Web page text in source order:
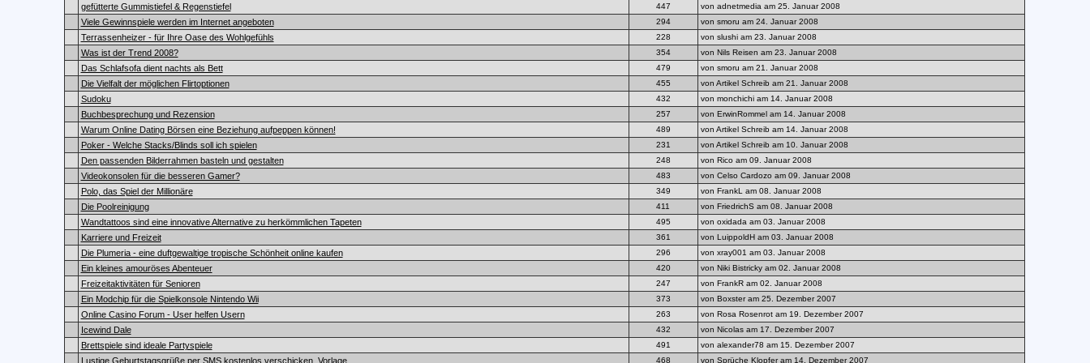
gefütterte Gummistiefel & Regenstiefel 447 von adnetmedia am 25. Januar 2008
Viele Gewinnspiele werden im Internet angeboten 294 von smoru am 24. Januar 2008
Terrassenheizer - für Ihre Oase des Wohlgefühls 228 von slushi am 23. Januar 2008
Was ist der Trend 2008? 354 von Nils Reisen am 23. Januar 2008
Das Schlafsofa dient nachts als Bett 479 von smoru am 21. Januar 2008
Die Vielfalt der möglichen Flirtoptionen 455 von Artikel Schreib am 21. Januar 2008
Sudoku 432 von monchichi am 14. Januar 2008
Buchbesprechung und Rezension 257 von ErwinRommel am 14. Januar 2008
Warum Online Dating Börsen eine Beziehung aufpeppen können! 489 von Artikel Schreib am 14. Januar 2008
Poker - Welche Stacks/Blinds soll ich spielen 231 von Artikel Schreib am 10. Januar 2008
Den passenden Bilderrahmen basteln und gestalten 248 von Rico am 09. Januar 2008
Videokonsolen für die besseren Gamer? 483 von Celso Cardozo am 09. Januar 2008
Polo, das Spiel der Millionäre 349 von FrankL am 08. Januar 2008
Die Poolreinigung 411 von FriedrichS am 08. Januar 2008
Wandtattoos sind eine innovative Alternative zu herkömmlichen Tapeten 495 von oxidada am 03. Januar 2008
Karriere und Freizeit 361 von LuippoldH am 03. Januar 2008
Die Plumeria - eine duftgewaltige tropische Schönheit online kaufen 296 von xray001 am 03. Januar 2008
Ein kleines amouröses Abenteuer 420 von Niki Bistricky am 02. Januar 2008
Freizeitaktivitäten für Senioren 247 von FrankR am 02. Januar 2008
Ein Modchip für die Spielkonsole Nintendo Wii 373 von Boxster am 25. Dezember 2007
Online Casino Forum - User helfen Usern 263 von Rosa Rosenrot am 19. Dezember 2007
Icewind Dale 432 von Nicolas am 17. Dezember 2007
Brettspiele sind ideale Partyspiele 491 von alexander78 am 15. Dezember 2007
Lustige Geburtstagsgrüße per SMS kostenlos verschicken, Vorlage 468 von Sprüche Klopfer am 14. Dezember 2007